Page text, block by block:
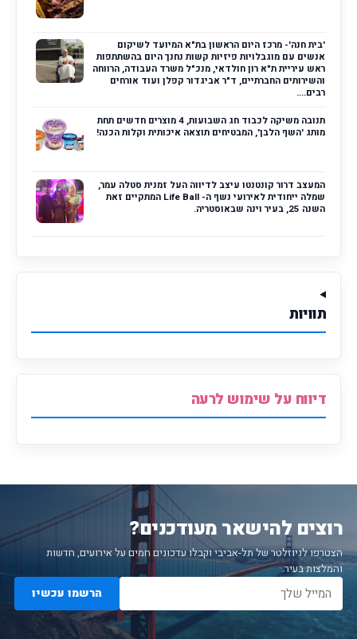
'בית חנה'- מרכז היום הראשון בת"א המיועד לשיקום
אנשים עם מוגבלויות פיזיות קשות נחנך היום בהשתתפות
ראש עיריית ת"א רון חולדאי, מנכ"ל משרד העבודה, הרווחה
והשירותים החברתיים, ד"ר אביגדור קפלן ועוד אורחים
רבים....
תנובה משיקה לכבוד חג השבועות, 4 מוצרים חדשים תחת
מותג 'השף הלבן', המבטיחים תוצאה איכותית וקלות הכנה!
המעצב דרור קונטנטו עיצב לדיווה העל זמנית סטלה עמר,
שמלה ייחודית לאירועי נשף ה- Life Ball המתקיים זאת
השנה 25, בעיר וינה שבאוסטריה.
תוויות
דיווח על שימוש לרעה
רוצים להישאר מעודכנים?
הצטרפו לניוזלטר של תל-אביבי וקבלו עדכונים חמים על אירועים, חדשות
והמלצות בעיר.
הרשמו עכשיו